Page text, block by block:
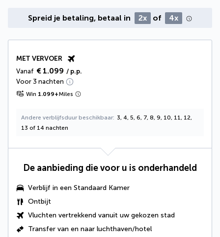
Spreid je betaling, betaal in 2x of 4x
MET VERVOER
Vanaf € 1.099 / p.p.
Voor 3 nachten
Win 1.099+Miles
Andere verblijfsduur beschikbaar 3, 4, 5, 6, 7, 8, 9, 10, 11, 12,
13 of 14 nachten
De aanbieding die voor u is onderhandeld
Verblijf in een Standaard Kamer
Ontbijt
Vluchten vertrekkend vanuit uw gekozen stad
Transfer van en naar luchthaven/hotel